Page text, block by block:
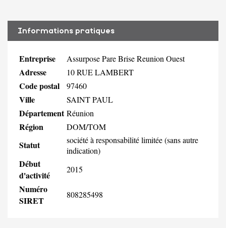
Informations pratiques
Entreprise Assurpose Pare Brise Reunion Ouest
Adresse 10 RUE LAMBERT
Code postal 97460
Ville SAINT PAUL
Département Réunion
Région DOM/TOM
Statut
société à responsabilité limitée (sans autre
indication)
Début
d'activité
2015
Numéro
SIRET
808285498